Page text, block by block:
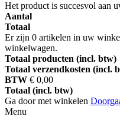
Het product is succesvol aan
Aantal
Totaal
Er zijn 0 artikelen in uw
winkelwagen.
Totaal producten (incl. btw)
Totaal verzendkosten (incl.
BTW € 0,00
Totaal (incl. btw)
Ga door met winkelen
Menu